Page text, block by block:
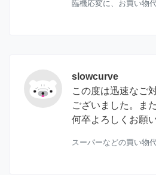
臨機応変に、お買い物
slowcurve
この度は迅速なご
ございました。ま
何卒よろしくお願
スーパーなどの買い物